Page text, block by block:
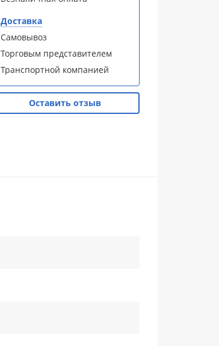
Доставка
Самовывоз
Торговым представителем
Транспортной компанией
Оставить отзыв